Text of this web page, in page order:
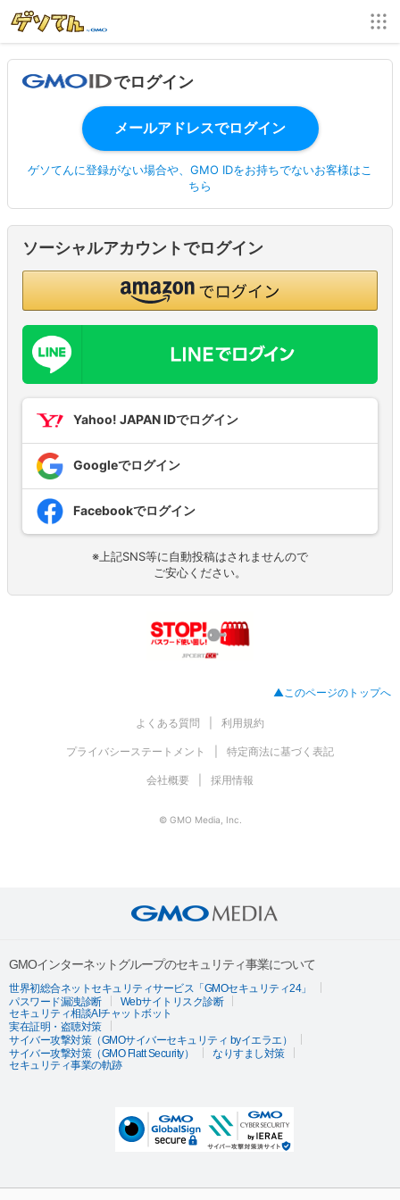
でログイン
ゲソてんに登録がない場合や、GMO IDをお持ちでないお客様はこ
ちら
ソーシャルアカウントでログイン
Yahoo! JAPAN IDでログイン
Googleでログイン
Facebookでログイン
※上記SNS等に自動投稿はされませんので
ご安心ください。
▲このページのトップへ
よくある質問 利用規約
プライバシーステートメント 特定商法に基づく表記
会社概要 採用情報
© GMO Media, Inc.
GMOインターネットグループのセキュリティ事業について
世界初総合ネットセキュリティサービス「GMOセキュリティ24」
パスワード漏洩診断
Webサイトリスク診断
セキュリティ相談AIチャットボット
実在証明・盗聴対策
サイバー攻撃対策（GMOサイバーセキュリティ byイエラエ）
サイバー攻撃対策（GMO Flatt Security）
なりすまし対策
セキュリティ事業の軌跡